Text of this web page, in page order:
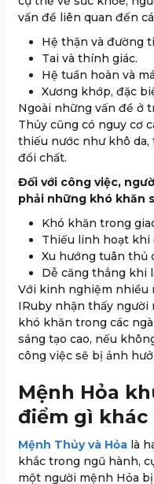
vấn đề liên quan đến
Hệ thận và đường
Tai và thính giác.
Hệ tuần hoàn và
Xương khớp, đặc
Ngoài những vấn đề ở
Thủy cũng có nguy cơ
thiếu nước như khô da,
đổi chất.
Đối với công việc,
phải những khó khăn
Khó khăn trong
Thiếu linh hoạt khi
Xu hướng tuân thủ
Dễ căng thẳng khi
Với kinh nghiệm nhiều
IRuby nhận thấy
khó khăn trong các
sáng tạo cao, nếu
công việc sẽ bị ảnh
Mệnh Hỏa
điểm gì khác
Mệnh Thủy và Hỏa là
khắc trong ngũ hành,
một người mệnh Hỏa